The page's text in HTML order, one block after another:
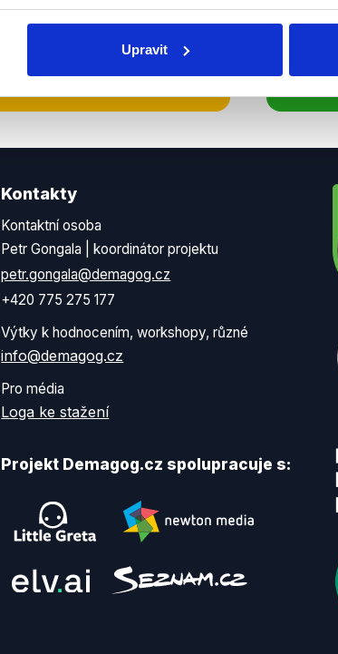
Upravit
Kontakty
Kontaktní osoba
Petr Gongala | koordinátor projektu
petr.gongala@demagog.cz
+420 775 275 177
Výtky k hodnocením, workshopy, různé
info@demagog.cz
Pro média
Loga ke stažení
Projekt Demagog.cz spolupracuje s: